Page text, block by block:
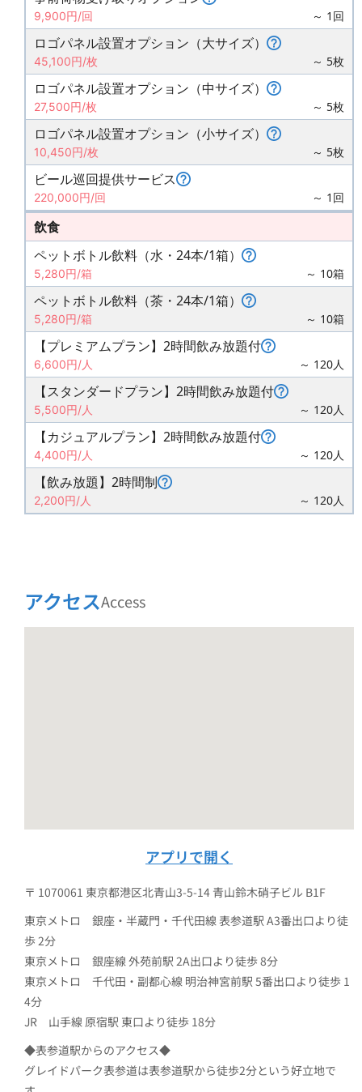
9,900円/回 ～ 1回
ロゴパネル設置オプション（大サイズ）
45,100円/枚 ～ 5枚
ロゴパネル設置オプション（中サイズ）
27,500円/枚 ～ 5枚
ロゴパネル設置オプション（小サイズ）
10,450円/枚 ～ 5枚
ビール巡回提供サービス
220,000円/回 ～ 1回
飲食
ペットボトル飲料（水・24本/1箱）
5,280円/箱 ～ 10箱
ペットボトル飲料（茶・24本/1箱）
5,280円/箱 ～ 10箱
【プレミアムプラン】2時間飲み放題付
6,600円/人 ～ 120人
【スタンダードプラン】2時間飲み放題付
5,500円/人 ～ 120人
【カジュアルプラン】2時間飲み放題付
4,400円/人 ～ 120人
【飲み放題】2時間制
2,200円/人 ～ 120人
アクセスAccess
アプリで開く
〒 1070061 東京都港区北青山3-5-14 青山鈴木硝子ビル B1F
東京メトロ 銀座・半蔵門・千代田線 表参道駅 A3番出口より徒
歩 2分
東京メトロ 銀座線 外苑前駅 2A出口より徒歩 8分
東京メトロ 千代田・副都心線 明治神宮前駅 5番出口より徒歩 1
4分
JR 山手線 原宿駅 東口より徒歩 18分
◆表参道駅からのアクセス◆
グレイドパーク表参道は表参道駅から徒歩2分という好立地で